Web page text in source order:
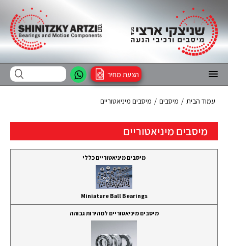
הצעת מחיר
עמוד הבית / מיסבים / מיסבים מיניאטוריים
מיסבים מיניאטוריים
מיסבים מיניאטוריים כללי
Miniature Ball Bearings
מיסבים מיניאטוריים למהירות גבוהה